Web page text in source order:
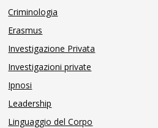
Criminologia
Erasmus
Investigazione Privata
Investigazioni private
Ipnosi
Leadership
Linguaggio del Corpo